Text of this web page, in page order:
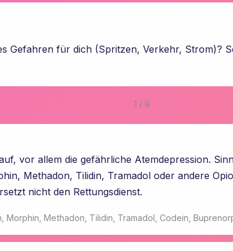
Gefahren für dich (Spritzen, Verkehr, Strom)?
1 / 9
vor allem die gefährliche Atemdepression.
Methadon, Tilidin, Tramadol oder andere
nicht den Rettungsdienst.
Morphin, Methadon, Tilidin, Tramadol, Codein,